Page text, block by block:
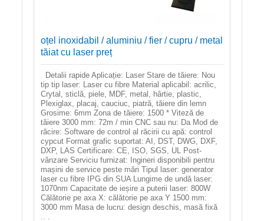
oțel inoxidabil / aluminiu / fier / cupru / metal
tăiat cu laser preț
Detalii rapide Aplicație: Laser Stare de tăiere: Nou
tip tip laser: Laser cu fibre Material aplicabil: acrilic,
Crytal, sticlă, piele, MDF, metal, hârtie, plastic,
Plexiglax, placaj, cauciuc, piatră, tăiere din lemn
Grosime: 6mm Zona de tăiere: 1500 * Viteză de
tăiere 3000 mm: 72m / min CNC sau nu: Da Mod de
răcire: Software de control al răcirii cu apă: control
cypcut Format grafic suportat: AI, DST, DWG, DXF,
DXP, LAS Certificare: CE, ISO, SGS, UL Post-
vânzare Serviciu furnizat: Ingineri disponibili pentru
mașini de service peste mări Tipul laser: generator
laser cu fibre IPG din SUA Lungime de undă laser:
1070nm Capacitate de ieșire a puterii laser: 800W
Călătorie pe axa X: călătorie pe axa Y 1500 mm:
3000 mm Masa de lucru: design deschis, masă fixă
.. .